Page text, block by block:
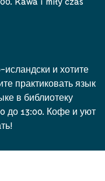
и хотите
практиковать язык
в библиотеку
до 13:00. Кофе и уют